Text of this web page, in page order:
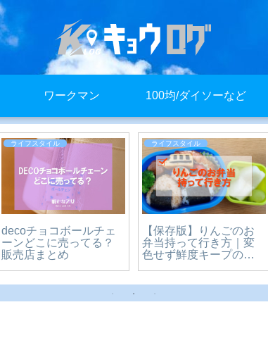
ワークマン 100均/ダイソーなど
ライフスタイル
decoチョコボールチェ
ーンどこに売ってる？
販売店まとめ
ライフスタイル
【保存版】りんごのお
弁当持って行き方｜変
色せず鮮度キープの簡